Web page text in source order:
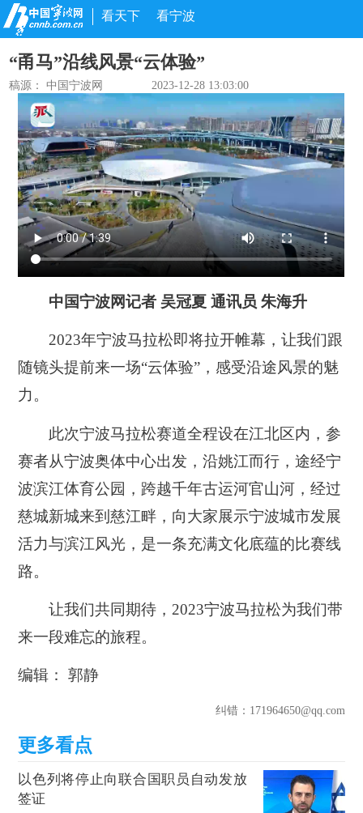
看天下 看宁波
“甬马”沿线风景“云体验”
稿源： 中国宁波网 2023-12-28 13:03:00
中国宁波网记者 吴冠夏 通讯员 朱海升
2023年宁波马拉松即将拉开帷幕，让我们跟
随镜头提前来一场“云体验”，感受沿途风景的魅
力。
此次宁波马拉松赛道全程设在江北区内，参
赛者从宁波奥体中心出发，沿姚江而行，途经宁
波滨江体育公园，跨越千年古运河官山河，经过
慈城新城来到慈江畔，向大家展示宁波城市发展
活力与滨江风光，是一条充满文化底蕴的比赛线
路。
让我们共同期待，2023宁波马拉松为我们带
来一段难忘的旅程。
编辑： 郭静
纠错：171964650@qq.com
以色列将停止向联合国职员自动发放
签证